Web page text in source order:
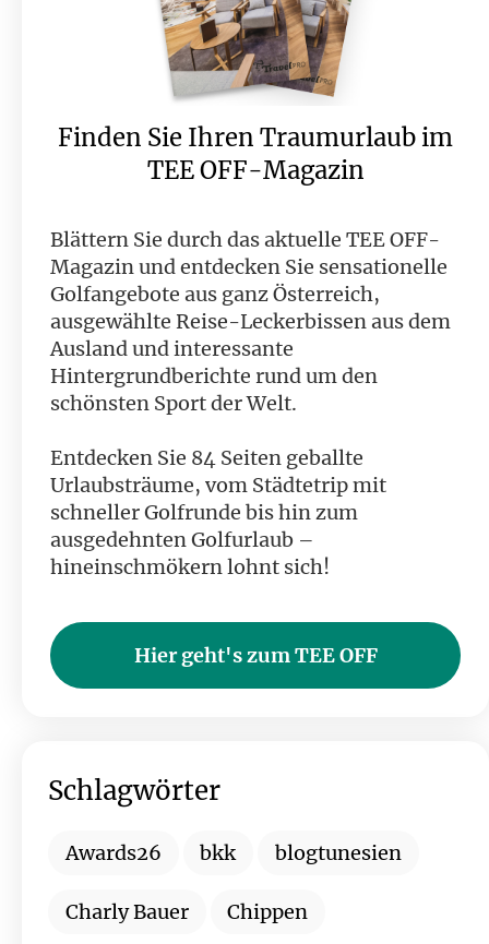
Finden Sie Ihren Traumurlaub im
TEE OFF-Magazin
Blättern Sie durch das aktuelle TEE OFF-
Magazin und entdecken Sie sensationelle
Golfangebote aus ganz Österreich,
ausgewählte Reise-Leckerbissen aus dem
Ausland und interessante
Hintergrundberichte rund um den
schönsten Sport der Welt.
Entdecken Sie 84 Seiten geballte
Urlaubsträume, vom Städtetrip mit
schneller Golfrunde bis hin zum
ausgedehnten Golfurlaub –
hineinschmökern lohnt sich!
Hier geht's zum TEE OFF
Schlagwörter
Awards26 bkk blogtunesien
Charly Bauer Chippen